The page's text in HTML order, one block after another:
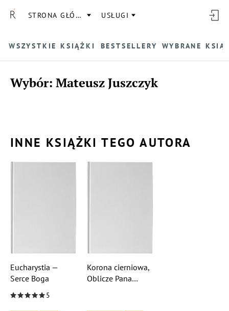
STRONA GŁÓWNA USŁUGI
WSZYSTKIE KSIĄŻKI BESTSELLERY WYBRANE
Wybór: Mateusz Juszczyk
INNE KSIĄŻKI TEGO AUTORA
Eucharystia —
Serce Boga
5
Korona cierniowa,
Oblicze Pana